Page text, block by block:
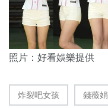
照片：好看娛樂提供
炸裂吧女孩 錢薇娟